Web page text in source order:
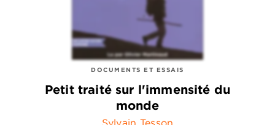
DOCUMENTS ET ESSAIS
Petit traité sur l'immensité du
monde